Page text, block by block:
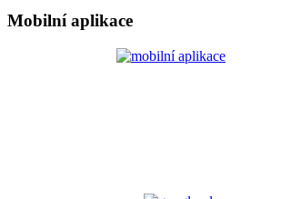
Mobilní aplikace